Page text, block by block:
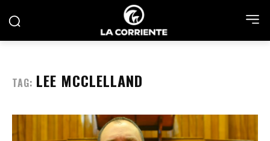
TAG: LEE MCCLELLAND